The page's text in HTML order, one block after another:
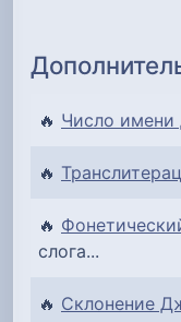
🔥 Число имени
🔥
🔥
слога...
🔥 Склонение